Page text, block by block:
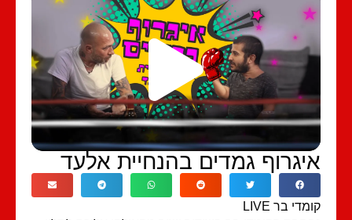
איגרוף גמדים בהנחיית אלעד
קומדי בר LIVE